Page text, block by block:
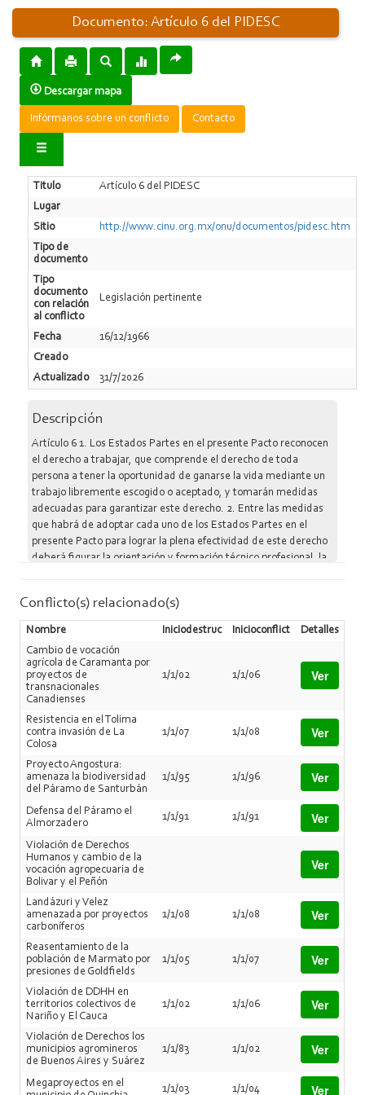
Documento: Artículo 6 del PIDESC
Descargar mapa
Infórmanos sobre un conflicto Contacto
Titulo
Artículo 6 del PIDESC
Lugar
Sitio
http://www.cinu.org.mx/onu/documentos/pidesc.htm
Tipo de
documento
Tipo
documento
con relación
al conflicto
Legislación pertinente
Fecha
16/12/1966
Creado
Actualizado
31/7/2026
Descripción
Artículo 6 1. Los Estados Partes en el presente Pacto reconocen
el derecho a trabajar, que comprende el derecho de toda
persona a tener la oportunidad de ganarse la vida mediante un
trabajo libremente escogido o aceptado, y tomarán medidas
adecuadas para garantizar este derecho. 2. Entre las medidas
que habrá de adoptar cada uno de los Estados Partes en el
presente Pacto para lograr la plena efectividad de este derecho
deberá figurar la orientación y formación técnico profesional, la
la ocupación plena y productiva, en condiciones que garanticen
las libertades políticas y económicas fundamentales de la
Conflicto(s) relacionado(s)
Nombre Iniciodestruc Inicioconflict
Detalles
Cambio de vocación
agrícola de Caramanta por
proyectos de
transnacionales
Canadienses
1/1/02 1/1/06 Ver
Resistencia en el Tolima
contra invasión de La
Colosa
1/1/07 1/1/08 Ver
Proyecto Angostura:
amenaza la biodiversidad
del Páramo de Santurbán
1/1/95 1/1/96 Ver
Defensa del Páramo el
Almorzadero
1/1/91 1/1/91 Ver
Violación de Derechos
Humanos y cambio de la
vocación agropecuaria de
Bolivar y el Peñón
Ver
Landázuri y Velez
amenazada por proyectos
carboníferos
1/1/08 1/1/08 Ver
Reasentamiento de la
población de Marmato por
presiones de Goldfields
1/1/05 1/1/07 Ver
Violación de DDHH en
territorios colectivos de
Nariño y El Cauca
1/1/02 1/1/06 Ver
Violación de Derechos los
municipios agromineros
de Buenos Aires y Suárez
1/1/83 1/1/02 Ver
Megaproyectos en el
1/1/03 1/1/04 Ver